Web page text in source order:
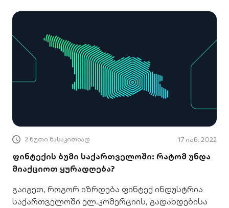
2 წუთი წასაკითხად 17 იან. 2022
ფინტექის ბუმი საქართველოში: რატომ უნდა
მიაქციოთ ყურადღება?
გაიგეთ, როგორ იზრდება ფინტექ ინდუსტრია
საქართველოში ელ.კომერციის, გადახდებისა